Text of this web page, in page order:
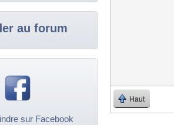
Haut
au forum
sur Facebook